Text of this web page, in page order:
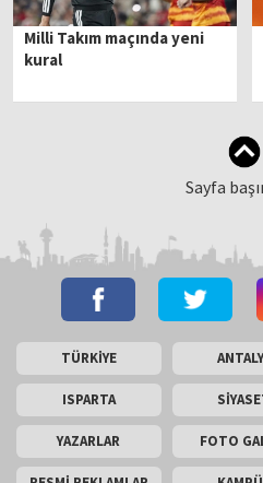
Milli Takım maçında yeni
kural
Sayfa
TÜRKİYE
ISPARTA
YAZARLAR FOTO